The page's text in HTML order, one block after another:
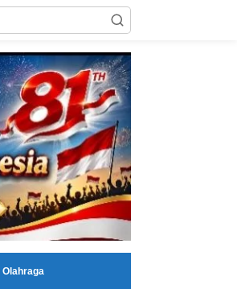
Olahraga